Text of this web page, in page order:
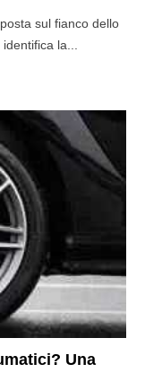
sul fianco dello
identifica la...
Una